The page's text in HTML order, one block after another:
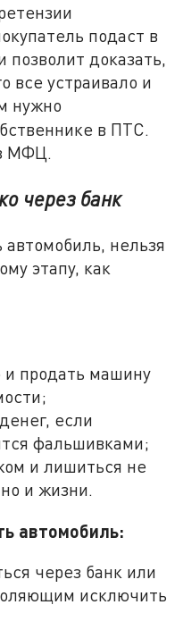
подаст в
доказать,
все устраивало и
нужно
в ПТС.
МФЦ.
через банк
нельзя
этапу, как
продать машину
если
фальшивками;
и лишиться не
и жизни.
автомобиль:
через банк или
исключить